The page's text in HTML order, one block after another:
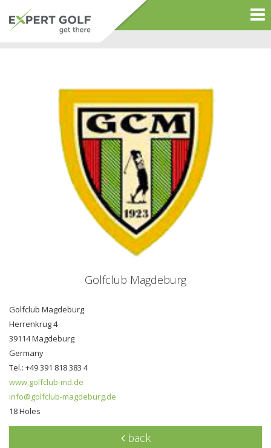
Golfclub Magdeburg
Golfclub Magdeburg
Herrenkrug 4
39114 Magdeburg
Germany
Tel.: +49 391 818 383 4
www.golfclub-md.de
info@golfclub-magdeburg.de
18 Holes
back